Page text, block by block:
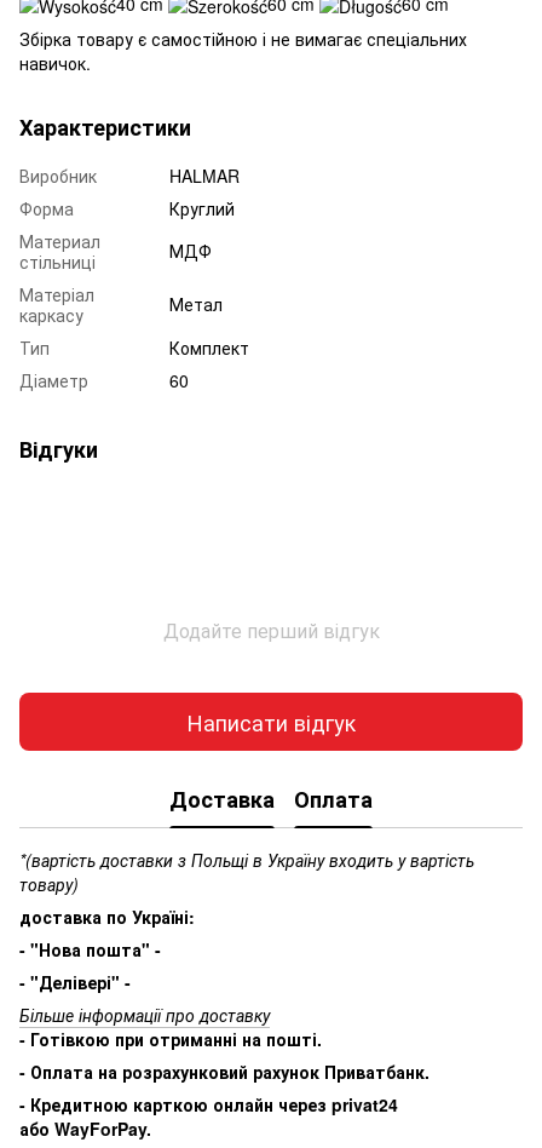
Збірка товару є самостійною і не вимагає спеціальних
навичок.
Характеристики
Виробник
HALMAR
Форма
Круглий
Материал
стільниці
МДФ
Матеріал
каркасу
Метал
Тип
Комплект
Діаметр
60
Відгуки
Додайте перший відгук
Написати відгук
Доставка Оплата
*(вартість доставки з Польщі в Україну входить у вартість
товару)
доставка по Україні:
- "Нова пошта" -
- "Делівері" -
Більше інформації про доставку
- Готівкою при отриманні на пошті.
- Оплата на розрахунковий рахунок Приватбанк.
- Кредитною карткою онлайн через privat24
або WayForPay.